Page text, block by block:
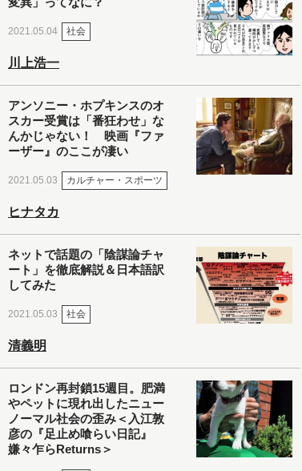
2021.05.04 社会
川上浩一
アンソニー・ホプキンスのオ
スカー受賞は「番狂わせ」な
んかじゃない！ 映画『ファ
ーザー』のここが凄い
2021.05.03 カルチャー・スポーツ
ヒナタカ
ネットで話題の「陰謀論チャ
ート」を徹底解説＆日本語訳
してみた
2021.05.03 社会
清義明
ロンドン再封鎖15週目。肥満
やペットに現れ出したニュー
ノーマル社会の歪み＜入江敦
彦の『足止め喰らい日記』
嫌々乍らReturns＞